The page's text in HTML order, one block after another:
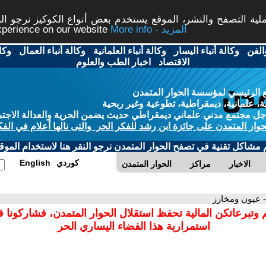
التصفح والنشر، الموقع يستخدم بعض أنواع الكوكيز نرجو
on our website
More info - المزيد
-وكالة أنباء اليسار -وكالة أنباء العلمانية -وكالة أنباء العمال -
الاقتصاد - اخبار الطب والعلوم
الرئيسي لمؤسسة الحوار المتمدن
علمانية، ديمقراطية، تطوعية وغير ربحية
مجتمع مدني علماني ديمقراطي حديث يضمن الحرية والعدالة
المتمدن على جائزة ابن رشد للفكر الحر والتى نالها أعلام في
مشاكل تقنية في تصفح الحوار المتمدن نرجو النقر هنا لاستخدام
الحوار المتمدن مراكز الاخبار English كوردي
- عيون ومخارز
وتبرعاتكن المالية تحفظ استقلال الحوار المتمدن،
استمرارية هذا الفضاء اليساري الحر